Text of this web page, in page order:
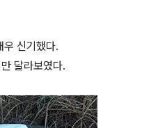
우 신기했다.
달라보였다.